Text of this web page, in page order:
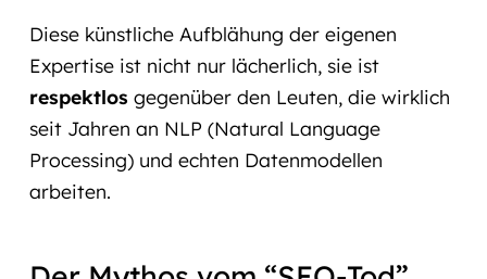
Diese künstliche Aufblähung der eigenen
Expertise ist nicht nur lächerlich, sie ist
respektlos gegenüber den Leuten, die wirklich
seit Jahren an NLP (Natural Language
Processing) und echten Datenmodellen
arbeiten.